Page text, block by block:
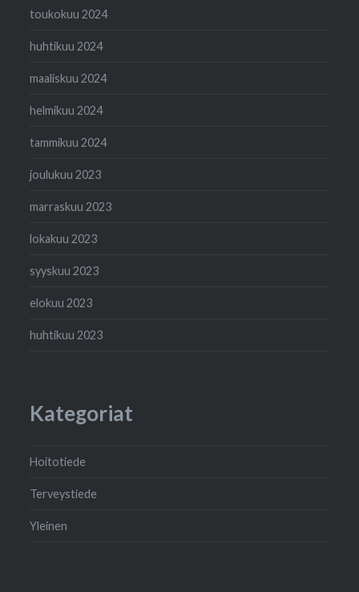
toukokuu 2024
huhtikuu 2024
maaliskuu 2024
helmikuu 2024
tammikuu 2024
joulukuu 2023
marraskuu 2023
lokakuu 2023
syyskuu 2023
elokuu 2023
huhtikuu 2023
Kategoriat
Hoitotiede
Terveystiede
Yleinen